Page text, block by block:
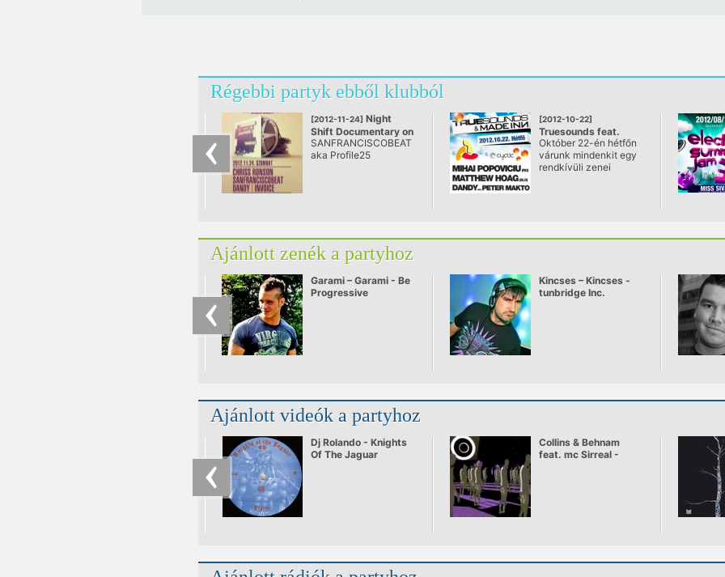
Régebbi partyk ebből klubból
[2012-11-24] Night
Shift Documentary on
Tour
@ Helka,
SANFRANCISCOBEAT
aka Profile25
[2012-10-22]
Truesounds feat.
Made Inn pres. Mihai
Popoviciu (Cyclic) &
Matthew Hoag
Október 22-én hétfőn
várunk mindenkit egy
rendkívüli zenei
Ajánlott zenék a partyhoz
Garami – Garami - Be
Progressive
Kincses – Kincses -
tunbridge Inc.
Ajánlott videók a partyhoz
Dj Rolando - Knights
Of The Jaguar
Collins & Behnam
feat. mc Sirreal -